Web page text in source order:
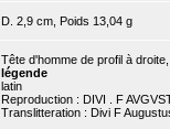
D. 2,9 cm, Poids 13,04 g
Tête d'homme de profil à
légende
latin
Reproduction : DIVI . F
Translitteration : Divi F